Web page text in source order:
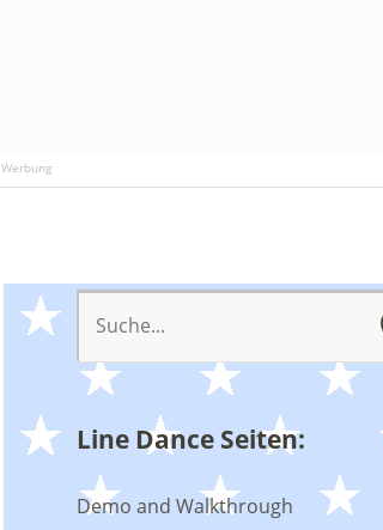
Werbung
Line Dance Seiten:
Demo and Walkthrough